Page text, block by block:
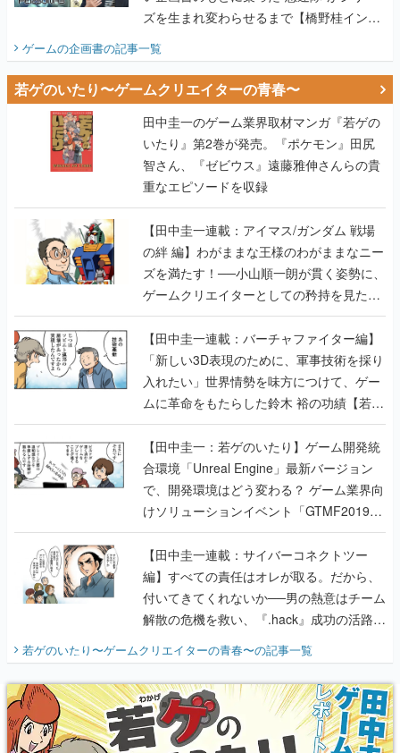
ズを生まれ変わらせるまで【橋野桂インタ
ビュー】
ゲームの企画書の記事一覧
若ゲのいたり〜ゲームクリエイターの青春〜
田中圭一のゲーム業界取材マンガ『若ゲの
いたり』第2巻が発売。『ポケモン』田尻
智さん、『ゼビウス』遠藤雅伸さんらの貴
重なエピソードを収録
【田中圭一連載：アイマス/ガンダム 戦場
の絆 編】わがままな王様のわがままなニー
ズを満たす！──小山順一朗が貫く姿勢に、
ゲームクリエイターとしての矜持を見た
【若ゲのいたり最終回】
【田中圭一連載：バーチャファイター編】
「新しい3D表現のために、軍事技術を採り
入れたい」世界情勢を味方につけて、ゲー
ムに革命をもたらした鈴木 裕の功績【若ゲ
のいたり】
【田中圭一：若ゲのいたり】ゲーム開発統
合環境「Unreal Engine」最新バージョン
で、開発環境はどう変わる？ ゲーム業界向
けソリューションイベント「GTMF2019」
に行って、より理解を深めよう【PR】
【田中圭一連載：サイバーコネクトツー
編】すべての責任はオレが取る。だから、
付いてきてくれないか──男の熱意はチーム
解散の危機を救い、『.hack』成功の活路を
開く。業界の快男児・松山 洋に流れる血は
『少年ジャンプ』色だった【若ゲのいた
り】
若ゲのいたり〜ゲームクリエイターの青春〜の記事一覧